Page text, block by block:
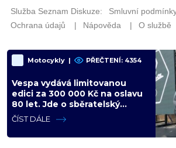
Motocykly | PŘEČTENÍ: 4354
Vespa vydává limitovanou
edici za 300 000 Kč na oslavu
80 let. Jde o sběratelský
kalkul místo jízdního upgradu
ČÍST DÁLE